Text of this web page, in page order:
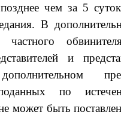
чем за 5
В
частного
и
по
может быть